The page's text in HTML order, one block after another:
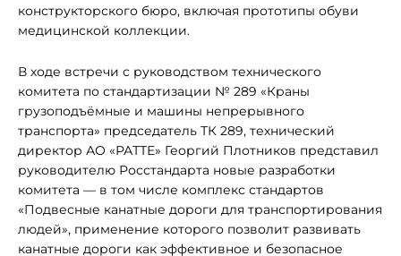
конструкторского бюро, включая прототипы обуви
медицинской коллекции.
В ходе встречи с руководством технического
комитета по стандартизации № 289 «Краны
грузоподъёмные и машины непрерывного
транспорта» председатель ТК 289, технический
директор АО «РАТТЕ» Георгий Плотников представил
руководителю Росстандарта новые разработки
комитета — в том числе комплекс стандартов
«Подвесные канатные дороги для транспортирования
людей», применение которого позволит развивать
канатные дороги как эффективное и безопасное